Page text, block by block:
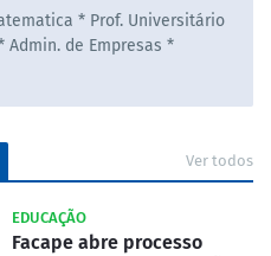
* Prof. Universitário
Admin. de Empresas *
Ver todos
EDUCAÇÃO
Facape abre processo